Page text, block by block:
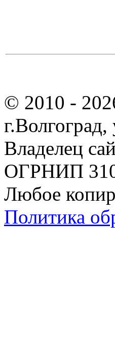
© 2010 -
Владелец
ОГРНИП
Любое
Политика